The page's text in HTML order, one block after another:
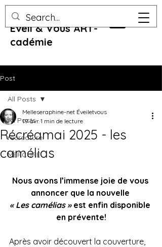
Eveil & Vous ART-
cadémie
Post
All Posts
recreature
MERCURE
All Posts
Récréamai 2025 - les
camélias
Melleseraphine-net Éveiletvous
19 avr. 1 min de lecture
Nous avons l’immense joie de vous
annoncer que la nouvelle
« Les camélias » est enfin disponible
en prévente!
Après avoir découvert la couverture,